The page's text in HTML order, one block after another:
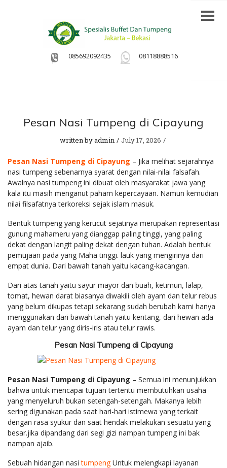
085692092435 08118888516
Pesan Nasi Tumpeng di Cipayung
written byadmin July 17, 2026
Pesan Nasi Tumpeng di Cipayung – Jika melihat sejarahnya
nasi tumpeng sebenarnya syarat dengan nilai-nilai falsafah.
Awalnya nasi tumpeng ini dibuat oleh masyarakat jawa yang
kala itu masih menganut paham kepercayaan. Namun kemudian
nilai filsafatnya terkoreksi sejak islam masuk.
Bentuk tumpeng yang kerucut sejatinya merupakan representasi
gunung mahameru yang dianggap paling tinggi, yang paling
dekat dengan langit paling dekat dengan tuhan. Adalah bentuk
pemujaan pada yang Maha tinggi. lauk yang mengirinya dari
empat dunia. Dari bawah tanah yaitu kacang-kacangan.
Dari atas tanah yaitu sayur mayor dan buah, ketimun, lalap,
tomat, hewan darat biasanya diwakili oleh ayam dan telur rebus
yang belum dikupas tetapi sekarang sudah berubah kami hanya
menggunakan dari bawah tanah yaitu kentang, dari hewan ada
ayam dan telur yang diris-iris atau telur rawis.
Pesan Nasi Tumpeng di Cipayung
Pesan Nasi Tumpeng di Cipayung – Semua ini menunjukkan
bahwa untuk mencapai tujuan tertentu membutuhkan usaha
yang menyeluruh bukan setengah-setengah. Makanya lebih
sering digunakan pada saat hari-hari istimewa yang terkait
dengan rasa syukur dan saat hendak melakukan sesuatu yang
besar.jika dipandang dari segi gizi nampan tumpeng ini bak
nampan ajaib.
Sebuah hidangan nasitumpengUntuk melengkapi layanan